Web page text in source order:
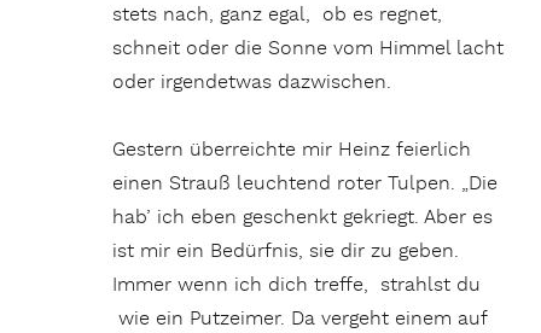
stets nach, ganz egal, ob es regnet,
schneit oder die Sonne vom Himmel lacht
oder irgendetwas dazwischen.
Gestern überreichte mir Heinz feierlich
einen Strauß leuchtend roter Tulpen. „Die
hab’ ich eben geschenkt gekriegt. Aber es
ist mir ein Bedürfnis, sie dir zu geben.
Immer wenn ich dich treffe, strahlst du
wie ein Putzeimer. Da vergeht einem auf